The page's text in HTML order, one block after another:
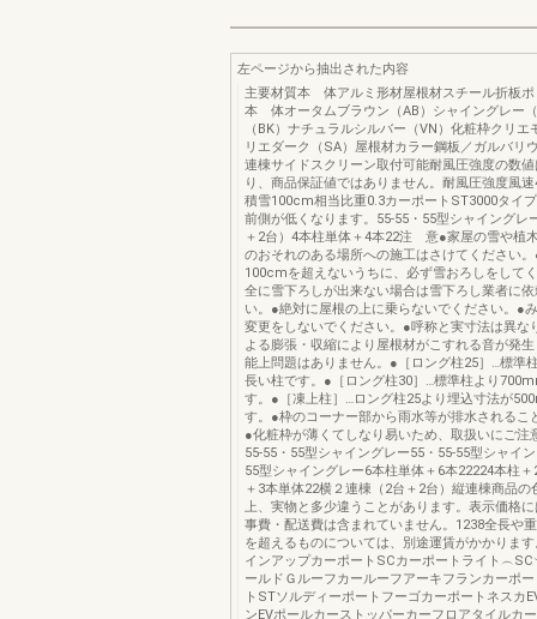
左ページから抽出された内容
主要材質本 体アルミ形材屋根材スチール折板ポ
本 体オータムブラウン（AB）シャイングレー
（BK）ナチュラルシルバー（VN）化粧枠クリエ
リエダーク（SA）屋根材カラー鋼板／ガルバリ
連棟サイドスクリーン取付可能耐風圧強度の数
り、商品保証値ではありません。耐風圧強度風
積雪100cm相当比重0.3カーポートST3000タイ
前側が低くなります。55-55・55型シャイングレ
＋2台）4本柱単体＋4本22注 意●家屋の雪や植
のおそれのある場所への施工はさけてください
100cmを超えないうちに、必ず雪おろしをして
全に雪下ろしが出来ない場合は雪下ろし業者に依
い。●絶対に屋根の上に乗らないでください。●み
変更をしないでください。●呼称と実寸法は異な
よる膨張・収縮により屋根材がこすれる音が発
能上問題はありません。●［ロング柱25］…標準
長い柱です。●［ロング柱30］…標準柱より
す。●［凍上柱］…ロング柱25より埋込寸法が
す。●枠のコーナー部から雨水等が排水されるこ
●化粧枠が薄くてしなり易いため、取扱いにご注
55-55・55型シャイングレー55・55-55型シャイ
55型シャイングレー6本柱単体＋6本22224本柱＋
＋3本単体22横２連棟（2台＋2台）縦連棟商品の
上、実物と多少違うことがあります。表示価格
事費・配送費は含まれていません。1238全長や
を超えるものについては、別途運賃がかかります
インアップカーポートSCカーポートライト
ールドＧルーフカールーフアーキフランカーポ
トSTソルディーポートフーゴカーポートネスカ
ンEVポールカーストッパーカーフロアタイルカ